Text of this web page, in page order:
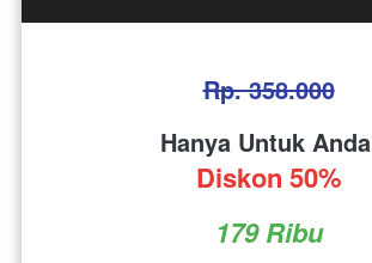
Rp. 358.000
Hanya Untuk Anda
Diskon 50%
179 Ribu